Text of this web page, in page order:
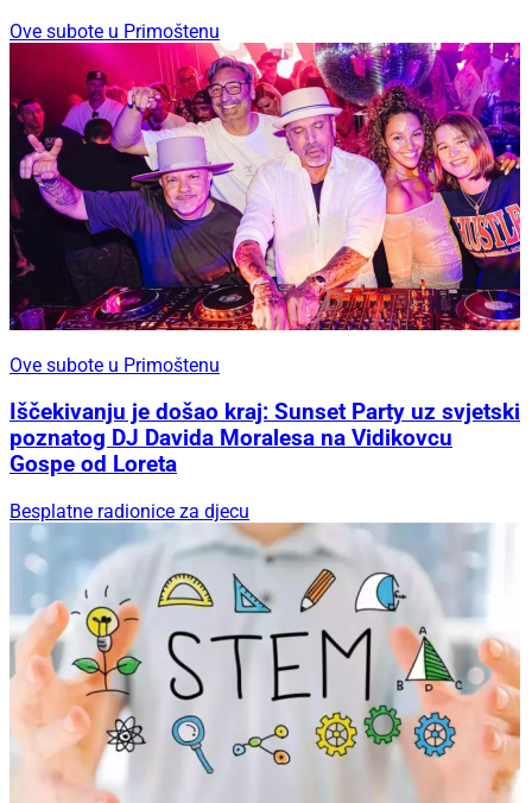
Ove subote u Primoštenu
Ove subote u Primoštenu
Iščekivanju je došao kraj: Sunset Party uz svjetski
poznatog DJ Davida Moralesa na Vidikovcu
Gospe od Loreta
Besplatne radionice za djecu